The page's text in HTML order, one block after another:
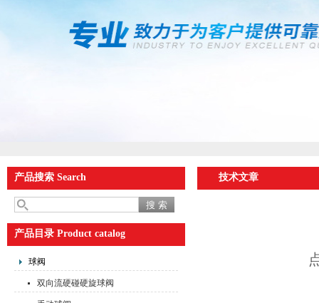
产品搜索 Search
产品目录 Product catalog
球阀
双向流硬碰硬旋球阀
技术文章